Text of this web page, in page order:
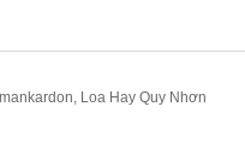
, Loa Hay Quy Nhơn